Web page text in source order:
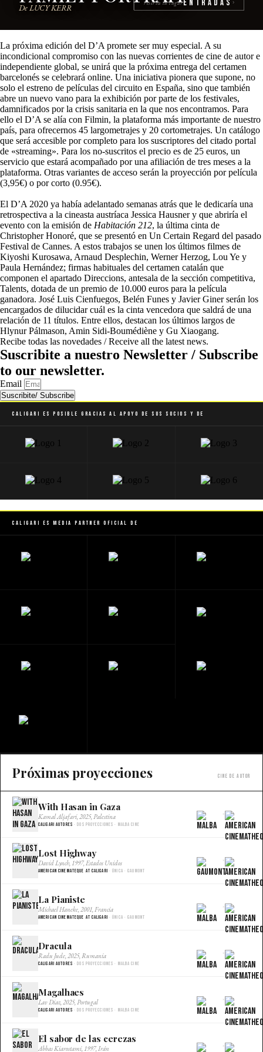
De LUCY KERR
reserva tu lugarEntradas ›
La próxima edición del D’A promete ser muy especial. A su
incondicional compromiso con las nuevas corrientes de cine de autor e
independiente global, se unirá que la próxima entrega del certamen
barcelonés se celebrará online. Una iniciativa pionera que supone, no
solo el estreno de películas del circuito en España, sino que también
abre un nuevo vano para la exhibición por parte de los festivales,
damnificados por la crisis sanitaria en la que nos encontramos. Para
ello el D’A se alía con Filmin, la plataforma más importante de nuestro
país, para ofrecernos 45 largometrajes y 20 cortometrajes. Un catálogo
que será accesible por completo para los suscriptores del citado portal
de «streaming». Para los no-suscritos el precio es de 25 euros, un
servicio que estará acompañado por una afiliación de tres meses a la
plataforma. Otras variantes de acceso serán la proyección por película
(3,95€) o por corto (0.95€).
El D’A 2020 ya había adelantado semanas atrás que le dedicaría una
retrospectiva a la cineasta austríaca Jessica Hausner y que abriría el
evento con la emisión de Habitación 212, la última cinta de
Christopher Honoré, que se presentó en Un Certain Regard del pasado
Festival de Cannes. A estos trabajos se unen los últimos filmes de
Kiyoshi Kurosawa, Arnaud Desplechin, Werner Herzog, Lou Ye y
Paula Hernández; firmas habituales del certamen catalán que
componen el apartado Direccions, antesala de la sección competitiva,
Talents, dotada de un premio de 10.000 euros para la película
ganadora. José Luis Cienfuegos, Belén Funes y Javier Giner serán los
encargados de dilucidar cuál es la cinta vencedora que saldrá de una
relación de 11 títulos. Entre ellos, destacan los últimos largos de
Hlynur Pálmason, Amin Sidi-Boumédiène y Gu Xiaogang.
Recibe todas las novedades / Receive all the latest news.
Suscribite a nuestro Newsletter / Subscribe
to our newsletter.
Email
Suscribite/ Subscribe
Caligari es posible gracias al apoyo de sus socios y de
Caligari es Media Partner Oficial de
Próximas proyecciones Cine de autor
With Hasan in Gaza
Kamal Aljafari, 2025, Palestina
Caligari Autores · Dos proyecciones · Malba Cine
×
Lost Highway
David Lynch, 1997, Estados Unidos
American Cinemateque at Caligari · Única · Gaumont
×
La Pianiste
Michael Haneke, 2001, Francia
American Cinemateque at Caligari · Única · Gaumont
×
Dracula
Radu Jude, 2025, Rumania
Caligari Autores · Dos proyecciones · Malba Cine
×
Magalhaes
Lav Diaz, 2025, Portugal
Caligari Autores · Dos proyecciones · Malba Cine
×
El sabor de las cerezas
Abbas Kiarostami, 1997, Irán ×